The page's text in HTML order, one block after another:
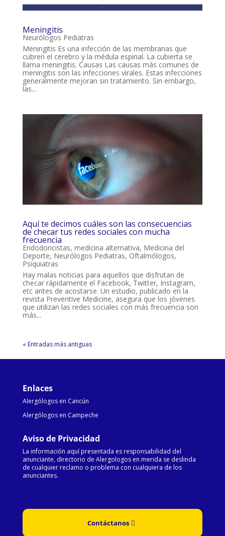
Meningitis
Neurólogos Pediatras
Meningitis Es una infección de las membranas que
cubren el cerebro y la médula espinal. La cubierta se
llama meningitis. Causas Las causas más comunes de
meningitis son las infecciones virales. Estas infecciones
generalmente mejoran sin tratamiento. Sin embargo,
las...
Aquí te decimos cuáles son las consecuencias
de checar tus redes sociales con mucha
frecuencia
Endodoncistas, medicina alternativa, Medicina del
Deporte, Neurólogos Pediatras, Oftalmólogos,
Psiquiatras
Hay malas noticias para aquellos que disfrutan de
checar rápidamente el Facebook, Twitter, Instagram,
etc antes de acostarse. Un estudio, publicado en la
revista Preventive Medicine, asegura que los jóvenes
que utilizan las redes sociales con más frecuencia son
más...
« Entradas más antiguas
Enlaces
Alergólogos en Cancún
Alergólogos en Campeche
Aviso de Privacidad
La información aquí presentada es responsabilidad del
anunciante, directorio de Alergologos en merida se deslinda
de cualquier reclamo o problema con cualquiera de los
anunciantes.
Contáctanos